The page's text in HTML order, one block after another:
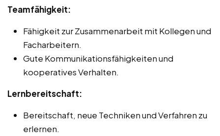
Teamfähigkeit:
Fähigkeit zur Zusammenarbeit mit Kollegen und
Facharbeitern.
Gute Kommunikationsfähigkeiten und
kooperatives Verhalten.
Lernbereitschaft:
Bereitschaft, neue Techniken und Verfahren zu
erlernen.